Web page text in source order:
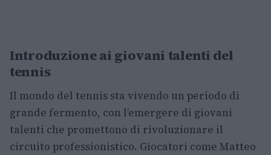
Introduzione ai giovani talenti del
tennis
Il mondo del tennis sta vivendo un periodo di
grande fermento, con l’emergere di giovani
talenti che promettono di rivoluzionare il
circuito professionistico. Giocatori come Matteo